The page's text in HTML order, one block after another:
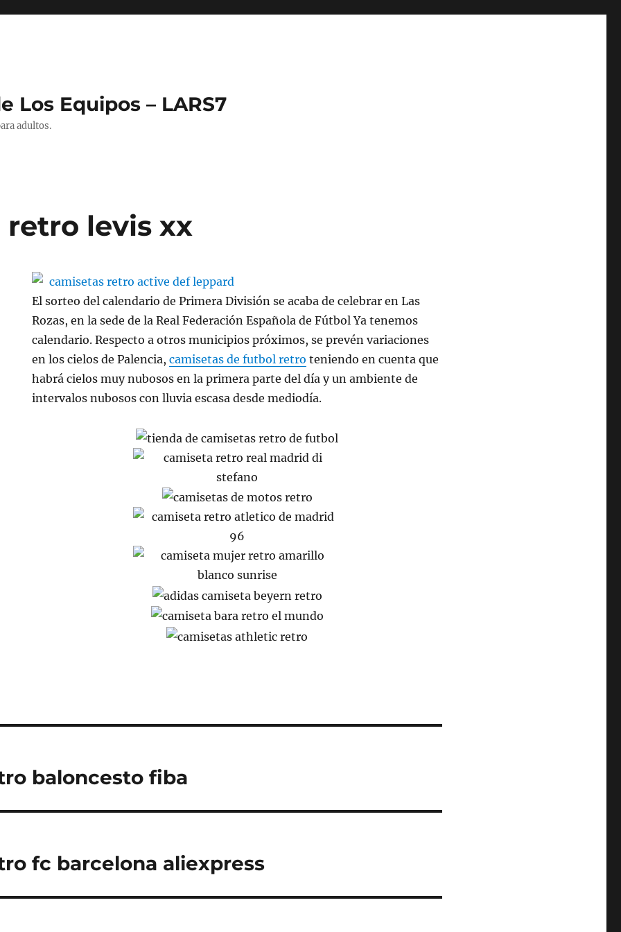
Los Equipos – LARS7
adultos.
levis xx
El sorteo del calendario de Primera División se acaba de celebrar en Las
Rozas, en la sede de la Real Federación Española de Fútbol Ya tenemos
calendario. Respecto a otros municipios próximos, se prevén variaciones
en los cielos de Palencia,camisetas de futbol retro teniendo en cuenta que
habrá cielos muy nubosos en la primera parte del día y un ambiente de
intervalos nubosos con lluvia escasa desde mediodía.
baloncesto fiba
fc barcelona aliexpress